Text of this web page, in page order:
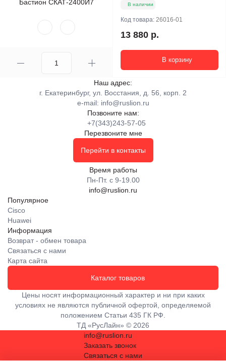
В наличии
Код товара: 26016-01
13 880 р.
В корзину
Наш адрес:
г. Екатеринбург, ул. Восстания, д. 56, корп. 2
e-mail: info@ruslion.ru
Позвоните нам:
+7(343)243-57-05
Перезвоните мне
Перейти в контакты
Время работы
Пн-Пт. с 9-19.00
info@ruslion.ru
Популярное
Cisco
Huawei
Информация
Возврат - обмен товара
Связаться с нами
Карта сайта
Каталог товаров
Цены носят информационный характер и ни при каких
условиях не являются публичной офертой, определяемой
положением Статьи 435 ГК РФ.
ТД «РусЛайн» © 2026
info@ruslion.ru
Заказать звонок
Связаться с нами